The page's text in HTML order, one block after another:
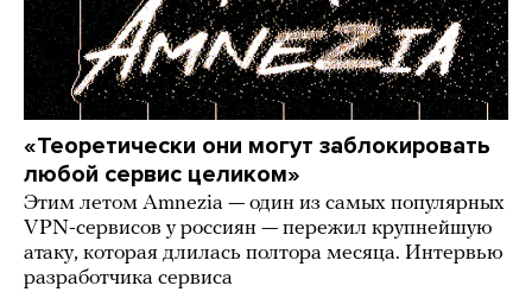
«Теоретически они могут заблокировать
любой сервис целиком»
Этим летом Amnezia — один из самых популярных
VPN-сервисов у россиян — пережил крупнейшую
атаку, которая длилась полтора месяца. Интервью
разработчика сервиса